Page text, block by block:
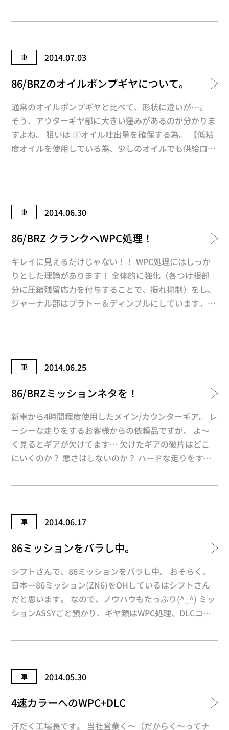
フリクションになる仕様は… 『WPC処理＋セラミック
べ、約60%も軽く、非常に硬くて、耐熱、衝撃性、耐摩
耗性に優れている超万能ベアリング球です。（最近は自
転車にも使われますよね^_^;） この組み合わせで、通
常86Racer’s仕様の4倍以上（まだ継続テスト中）持っ
ています^_^ これならターボ、スーチャー仕様の車両や
ラリー、ジムカーナ、タイムアタックなど、あらゆるス
テージで安心して使えます。 価格、発売日はまたご連
絡します。
車 2014.07.03
86/BRZのオイルポンプギヤについて。
通常のオイルポンプギヤと比べて、形状に違いが…。
そう、アウターギヤ部に大きい窪みがあるのが分かりま
すよね。 狙いは ①オイル吐出量を確保する為。 【低粘
度オイルを使用している為、少しのオイルでも供給ロス
（スクィーズ）効果やくさび膜効果を狙っている。
にWPC処理をして、カジリ対策、低フリクション化をし
ます。 ここで一句！ フリクション チリも積もれば マウ
ンテン 字余り？＆ルー大柴風 営業 くーでした^_^;
車 2014.06.30
86/BRZ クランクへWPC処理！
キレイに見えるだけじゃない！！ WPC処理にはしっか
りとした理論があります！ 全体的に強化（各つけ根部
分に圧縮残留応力を付与することで、振れ抑制）をし、
ジャーナル部はプラトー＆ディンプルにしています。
とで、オイルを最大限に利用し、『くさび膜効果』や
好な潤滑形状に仕上げてます。 詳しくは下記 弾性流
体潤滑（EHL）の欄をご覧ください！ http://ja.wikip
edia.org/wiki/%E6%BD%A4%E6%BB%91 九州出張中
の営業 くーでした（^^ｖ ※工場長が納得していな
い、『くー』名前の由来にも理由がありますが、聞きた
いですか？？（笑
車 2014.06.25
86/BRZミッションネタを！
新車から4時間程度使用したメイン/カウンターギア。 レ
ーシーな走りをするお客様からの依頼品ですが、 よ～
く見るとギアが欠けてます… 欠けたギアの破片はどこ
にいくのか？ 悪さはしないのか？ ハードな走りをする
方が良いかもしれません。 最近86/BRZではこの様な事
かもしれませんね。 話は変わりますが、当社は現在ビ
ックサイト で行われている「機械要素技術展」に出展
しています。 （6月25〜27日の10〜18時、東6ホール の
35-22） あの伝説の営業マン「く～」もおります。 まだ
饒舌トークをお聞きになられていない方は是非！！ 焚
きつけ工場長でした。
車 2014.06.17
86ミッションをバラし中。
シフトさんで、86ミッションをバラし中。 おそらく、
日本一86ミッション(ZN6)をOHしているはシフトさん
だと思います。 なので、ノウハウもたっぶり(^_^) ミッ
ションASSYごと預かり、ギヤ類はWPC処理、DLCコー
討中です。 是非、ご相談下さい(^O^)／ www.shift-rac
車 2014.05.30
4速カラーへのWPC+DLC
汗だく工場長です。 当社営業く～（だからく～ってナ